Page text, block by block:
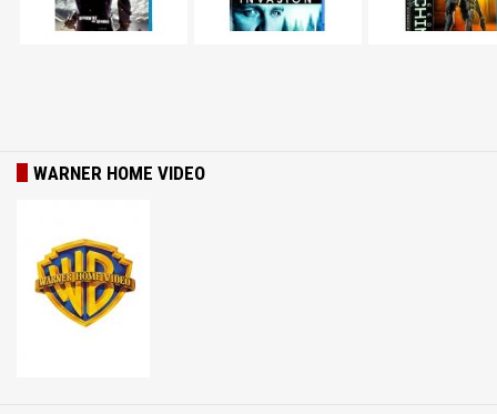
WARNER HOME VIDEO